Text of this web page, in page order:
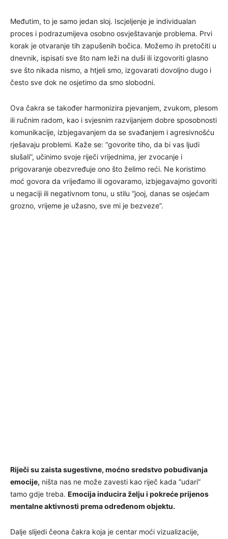
Međutim, to je samo jedan sloj. Iscjeljenje je individualan
proces i podrazumijeva osobno osvještavanje problema. Prvi
korak je otvaranje tih zapušenih bočica. Možemo ih pretočiti u
dnevnik, ispisati sve što nam leži na duši ili izgovoriti glasno
sve što nikada nismo, a htjeli smo, izgovarati dovoljno dugo i
često sve dok ne osjetimo da smo slobodni.
Ova čakra se također harmonizira pjevanjem, zvukom, plesom
ili ručnim radom, kao i svjesnim razvijanjem dobre sposobnosti
komunikacije, izbjegavanjem da se svađanjem i agresivnošću
rješavaju problemi. Kaže se: “govorite tiho, da bi vas ljudi
slušali”, učinimo svoje riječi vrijednima, jer zvocanje i
prigovaranje obezvređuje ono što želimo reći. Ne koristimo
moć govora da vrijeđamo ili ogovaramo, izbjegavajmo govoriti
u negaciji ili negativnom tonu, u stilu “jooj, danas se osjećam
grozno, vrijeme je užasno, sve mi je bezveze”.
Riječi su zaista sugestivne, moćno sredstvo pobuđivanja
emocije, ništa nas ne može zavesti kao riječ kada “udari”
tamo gdje treba. Emocija inducira želju i pokreće prijenos
mentalne aktivnosti prema određenom objektu.
Dalje slijedi čeona čakra koja je centar moći vizualizacije,